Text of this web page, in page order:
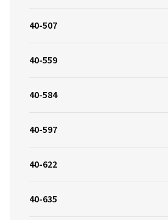
40-507
40-559
40-584
40-597
40-622
40-635